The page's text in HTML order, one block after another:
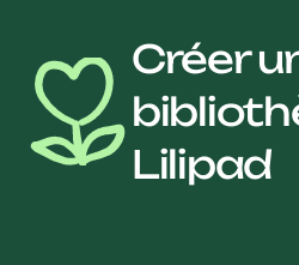
Créer
Lilipad